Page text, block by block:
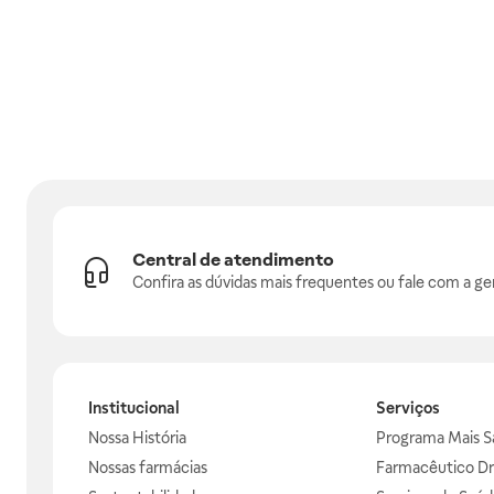
Central de atendimento
Confira as dúvidas mais frequentes ou fale com a
Institucional
Nossa História
Nossas farmácias
Serviços
Programa Mais
Farmacêutico